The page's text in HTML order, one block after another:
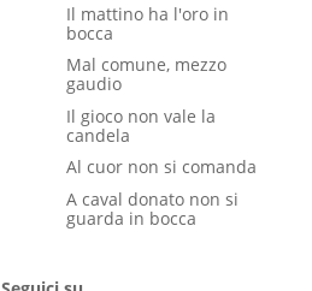
Il mattino ha l'oro in
bocca
Mal comune, mezzo
gaudio
Il gioco non vale la
candela
Al cuor non si comanda
A caval donato non si
guarda in bocca